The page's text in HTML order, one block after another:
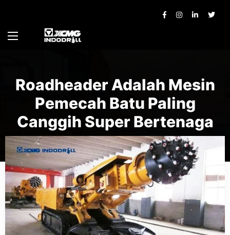
Roadheader Adalah Mesin
Pemecah Batu Paling
Canggih Super Bertenaga